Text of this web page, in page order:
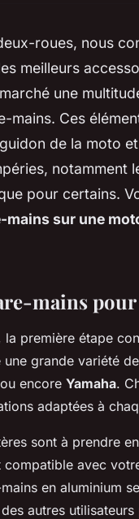
roues, nous
meilleurs
une
mains. Ces
de la moto
notamment
pour certains.
sur une
mains
première étape
grande variété
encore Yamaha.
adaptées à
sont à prendre
avec
en aluminium
autres